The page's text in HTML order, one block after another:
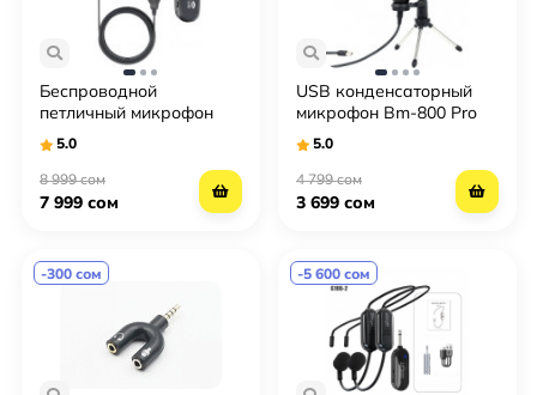
Беспроводной
петличный микрофон
Kimafun KM-G130-1
5.0
8 999 сом
7 999 сом
USB конденсаторный
микрофон Bm-800 Pro
(на треноге)
5.0
4 799 сом
3 699 сом
-300 сом -5 600 сом